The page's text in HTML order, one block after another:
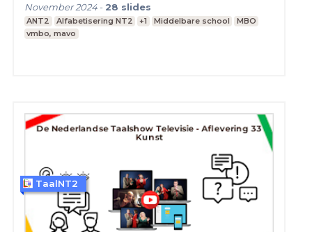
November 2024- 28 slides
ANT2 Alfabetisering NT2 +1 Middelbare school
MBO
vmbo, mavo
TaalNT2